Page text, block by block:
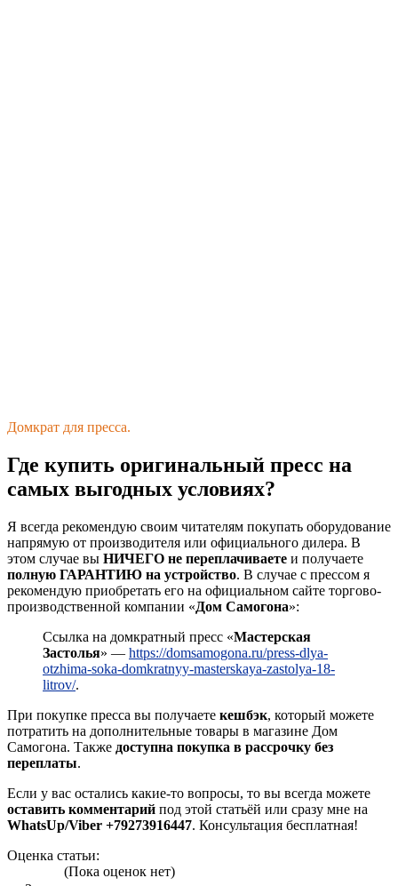
Домкрат для пресса.
Где купить оригинальный пресс на
самых выгодных условиях?
Я всегда рекомендую своим читателям покупать оборудование
напрямую от производителя или официального дилера. В
этом случае вы НИЧЕГО не переплачиваете и получаете
полную ГАРАНТИЮ на устройство. В случае с прессом я
рекомендую приобретать его на официальном сайте торгово-
производственной компании «Дом Самогона»:
Ссылка на домкратный пресс «Мастерская
Застолья» — https://domsamogona.ru/press-dlya-
otzhima-soka-domkratnyy-masterskaya-zastolya-18-
litrov/.
При покупке пресса вы получаете кешбэк, который можете
потратить на дополнительные товары в магазине Дом
Самогона. Также доступна покупка в рассрочку без
переплаты.
Если у вас остались какие-то вопросы, то вы всегда можете
оставить комментарий под этой статьёй или сразу мне на
WhatsUp/Viber +79273916447. Консультация бесплатная!
Оценка статьи:
(Пока оценок нет)